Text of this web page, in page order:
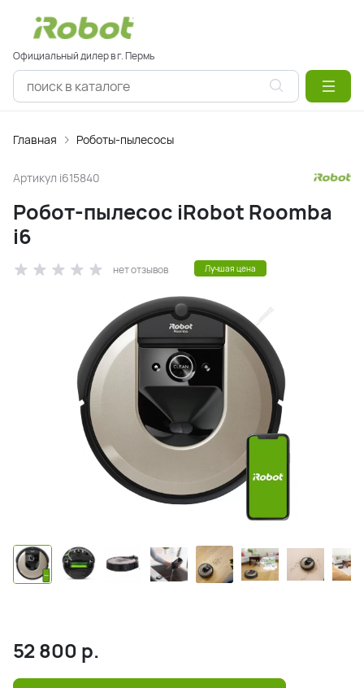
Официальный дилер в г. Пермь
Главная Роботы-пылесосы
Артикул i615840
Робот-пылесос iRobot Roomba
i6
нет отзывов Лучшая цена
52 800 р.